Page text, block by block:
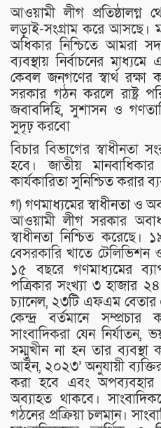
আওয়ামী লীগ প্রতিষ্ঠালগ্ন
লড়াই-সংগ্রাম করে আসছে।
অধিকার নিশ্চিতে আমরা
ব্যবস্থায় নির্বাচনের
কেবল জনগণের স্বার্থ রক্ষা
সরকার গঠন করলে রাষ্ট্র
জবাবদিহি, সুশাসন ও
সুদৃঢ় করবো
বিচার বিভাগের স্বাধীনতা
হবে। জাতীয়
কার্যকারিতা সুনিশ্চিত করার
গ) গণমাধ্যমের স্বাধীনতা ও
আওয়ামী লীগ সরকার
স্বাধীনতা নিশ্চিত
বেসরকারি খাতে
১৫ বছরে গণমাধ্যমের
পত্রিকার সংখ্যা ৩ হাজার
চ্যানেল, ২৩টি এফএম বেতার
কেন্দ্র বর্তমানে সম্প্রচার
সাংবাদিকরা যেন নির্যাতন,
সম্মুখীন না হন তার ব্যবস্থা
আইন, ২০২৩’ অনুযায়ী
করা হবে এবং অপব্যবহার
অব্যাহত থাকবে।
গঠনের প্রক্রিয়া চলমান।